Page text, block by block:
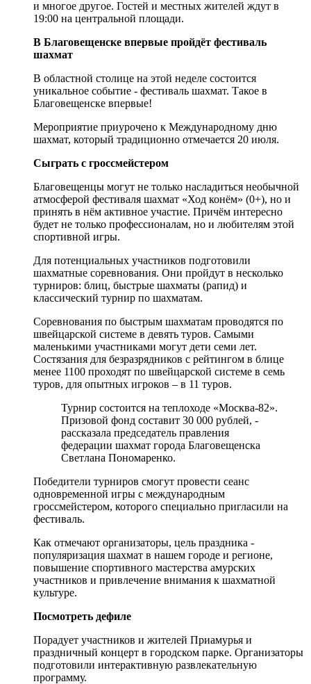
и многое другое. Гостей и местных жителей ждут в
19:00 на центральной площади.
В Благовещенске впервые пройдёт фестиваль
шахмат
В областной столице на этой неделе состоится
уникальное событие - фестиваль шахмат. Такое в
Благовещенске впервые!
Мероприятие приурочено к Международному дню
шахмат, который традиционно отмечается 20 июля.
Сыграть с гроссмейстером
Благовещенцы могут не только насладиться необычной
атмосферой фестиваля шахмат «Ход конём» (0+), но и
принять в нём активное участие. Причём интересно
будет не только профессионалам, но и любителям этой
спортивной игры.
Для потенциальных участников подготовили
шахматные соревнования. Они пройдут в несколько
турниров: блиц, быстрые шахматы (рапид) и
классический турнир по шахматам.
Соревнования по быстрым шахматам проводятся по
швейцарской системе в девять туров. Самыми
маленькими участниками могут дети семи лет.
Состязания для безразрядников с рейтингом в блице
менее 1100 проходят по швейцарской системе в семь
туров, для опытных игроков – в 11 туров.
Турнир состоится на теплоходе «Москва-82».
Призовой фонд составит 30 000 рублей, -
рассказала председатель правления
федерации шахмат города Благовещенска
Светлана Пономаренко.
Победители турниров смогут провести сеанс
одновременной игры с международным
гроссмейстером, которого специально пригласили на
фестиваль.
Как отмечают организаторы, цель праздника -
популяризация шахмат в нашем городе и регионе,
повышение спортивного мастерства амурских
участников и привлечение внимания к шахматной
культуре.
Посмотреть дефиле
Порадует участников и жителей Приамурья и
праздничный концерт в городском парке. Организаторы
подготовили интерактивную развлекательную
программу.